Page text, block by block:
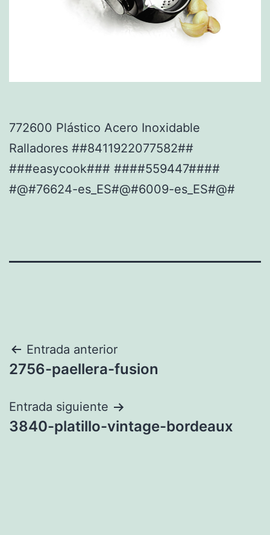
772600 Plástico Acero Inoxidable
Ralladores ##8411922077582##
###easycook### ####559447####
#@#76624-es_ES#@#6009-es_ES#@#
Navegación
de
entradas
Entrada anterior
2756-paellera-fusion
Entrada siguiente
3840-platillo-vintage-bordeaux